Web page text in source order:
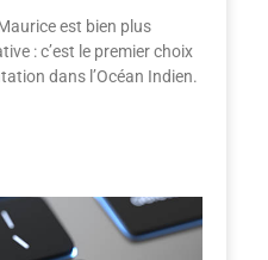
est bien plus
: c’est le premier choix
dans l’Océan Indien.